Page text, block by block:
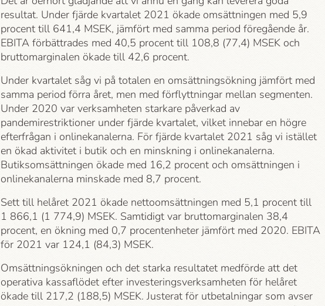
resultat. Under fjärde kvartalet 2021 ökade omsättningen med 5,9
procent till 641,4 MSEK, jämfört med samma period föregående år.
EBITA förbättrades med 40,5 procent till 108,8 (77,4) MSEK och
bruttomarginalen ökade till 42,6 procent.
Under kvartalet såg vi på totalen en omsättningsökning jämfört med
samma period förra året, men med förflyttningar mellan segmenten.
Under 2020 var verksamheten starkare påverkad av
pandemirestriktioner under fjärde kvartalet, vilket innebar en högre
efterfrågan i onlinekanalerna. För fjärde kvartalet 2021 såg vi istället
en ökad aktivitet i butik och en minskning i onlinekanalerna.
Butiksomsättningen ökade med 16,2 procent och omsättningen i
onlinekanalerna minskade med 8,7 procent.
Sett till helåret 2021 ökade nettoomsättningen med 5,1 procent till
1 866,1 (1 774,9) MSEK. Samtidigt var bruttomarginalen 38,4
procent, en ökning med 0,7 procentenheter jämfört med 2020. EBITA
för 2021 var 124,1 (84,3) MSEK.
Omsättningsökningen och det starka resultatet medförde att det
operativa kassaflödet efter investeringsverksamheten för helåret
ökade till 217,2 (188,5) MSEK. Justerat för utbetalningar som avser